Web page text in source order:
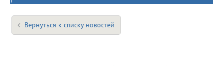
Вернуться к списку новостей